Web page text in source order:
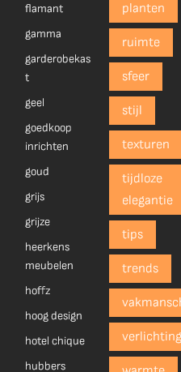
flamant
gamma
garderobekas
t
geel
goedkoop
inrichten
goud
grijs
grijze
heerkens
meubelen
hoffz
hoog design
hotel chique
hubbers
planten
ruimte
sfeer
stijl
texturen
tijdloze
elegantie
tips
trends